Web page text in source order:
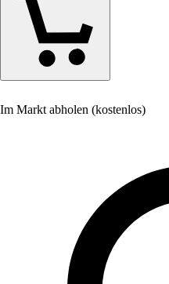
Im Markt abholen (kostenlos)